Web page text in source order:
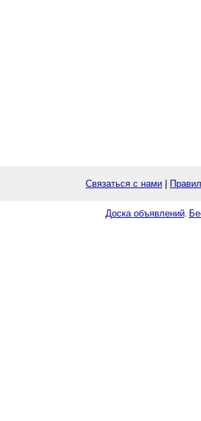
Связаться с нами
Доска объявлений.